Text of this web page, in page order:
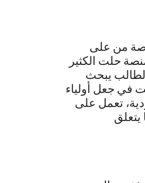
من على
حلت الكثير
يبحث
في جعل أولياء
تعمل على
يتعلق